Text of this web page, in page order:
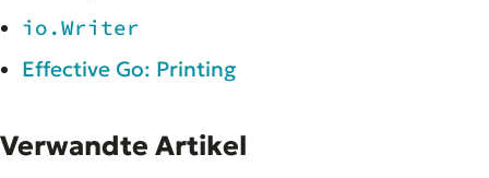
io.Writer
Effective Go: Printing
Verwandte Artikel